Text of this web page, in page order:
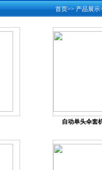
首页>> 产品展示
自动单头伞套